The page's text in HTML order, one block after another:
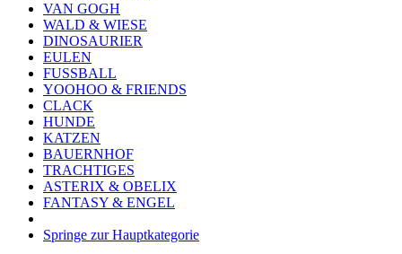
VAN GOGH
WALD & WIESE
DINOSAURIER
EULEN
FUSSBALL
YOOHOO & FRIENDS
CLACK
HUNDE
KATZEN
BAUERNHOF
TRACHTIGES
ASTERIX & OBELIX
FANTASY & ENGEL
Springe zur Hauptkategorie